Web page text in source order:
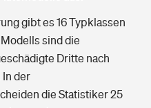
gibt es 16 Typklassen
sind die
Dritte nach
der
die Statistiker 25